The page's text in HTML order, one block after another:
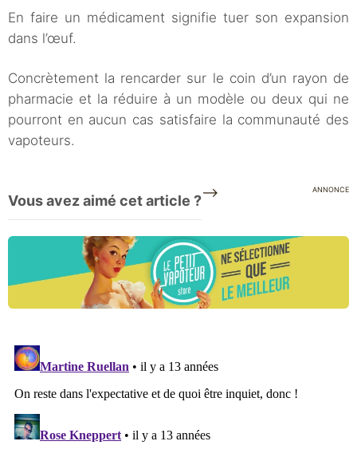
En faire un médicament signifie tuer son expansion
dans l’œuf.
Concrètement la rencarder sur le coin d’un rayon de
pharmacie et la réduire à un modèle ou deux qui ne
pourront en aucun cas satisfaire la communauté des
vapoteurs.
Vous avez aimé cet article ?--> ANNONCE